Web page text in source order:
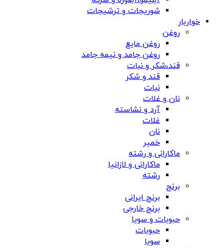
شوریجات و ترشیجات
خواربار
روغن
روغن مایع
روغن جامد و نیمه جامد
قند،شکر و نبات
قند و شکر
نبات
نان و غلات
آرد و نشاسته
غلات
نان
خمیر
ماکارانی و رشته
ماکارانی و لازانیا
رشته
برنج
برنج ایرانی
برنج خارجی
حبوبات و سویا
حبوبات
سویا